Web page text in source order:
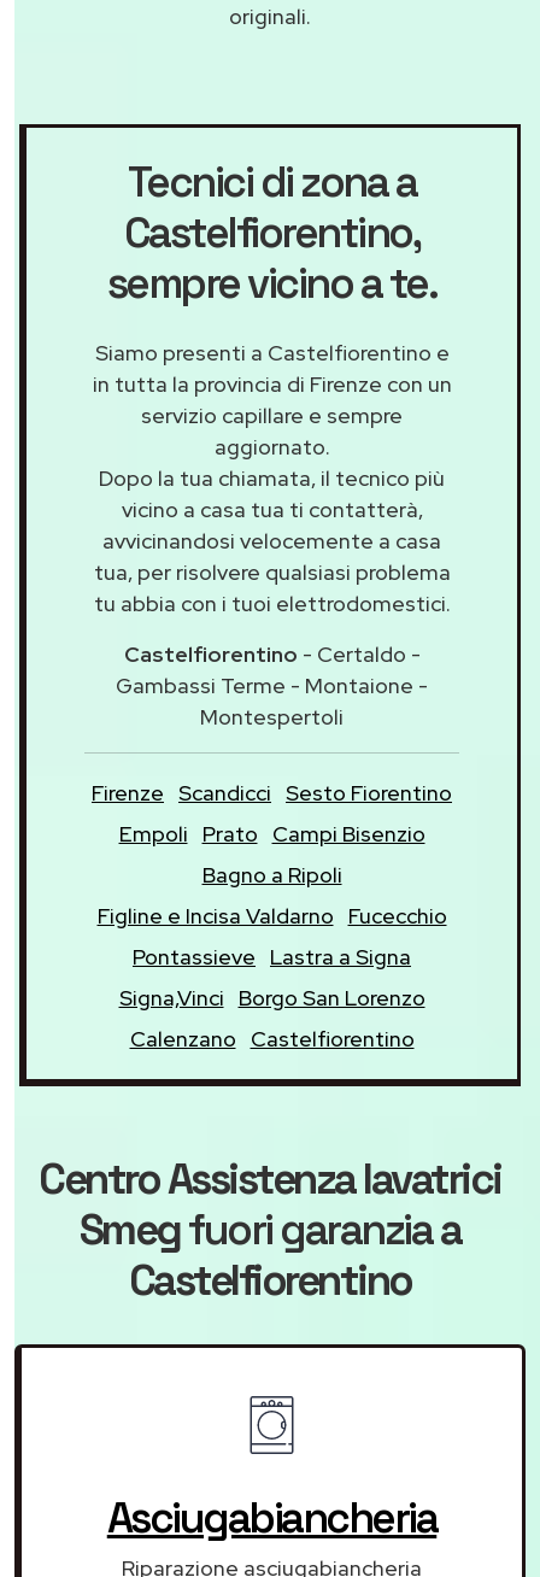
originali.
Tecnici di zona a
Castelfiorentino,
sempre vicino a te.
Siamo presenti a Castelfiorentino e
in tutta la provincia di Firenze con un
servizio capillare e sempre
aggiornato.
Dopo la tua chiamata, il tecnico più
vicino a casa tua ti contatterà,
avvicinandosi velocemente a casa
tua, per risolvere qualsiasi problema
tu abbia con i tuoi elettrodomestici.
Castelfiorentino - Certaldo -
Gambassi Terme - Montaione -
Montespertoli
Firenze Scandicci Sesto Fiorentino
Empoli
Prato
Campi Bisenzio
Bagno a Ripoli
Figline e Incisa Valdarno
Fucecchio
Pontassieve
Lastra a Signa
Signa,Vinci
Borgo San Lorenzo
Calenzano
Castelfiorentino
Centro Assistenza lavatrici
Smegfuori garanziaa
Castelfiorentino
Asciugabiancheria
Riparazione asciugabiancheria